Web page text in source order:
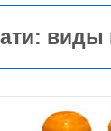
виды